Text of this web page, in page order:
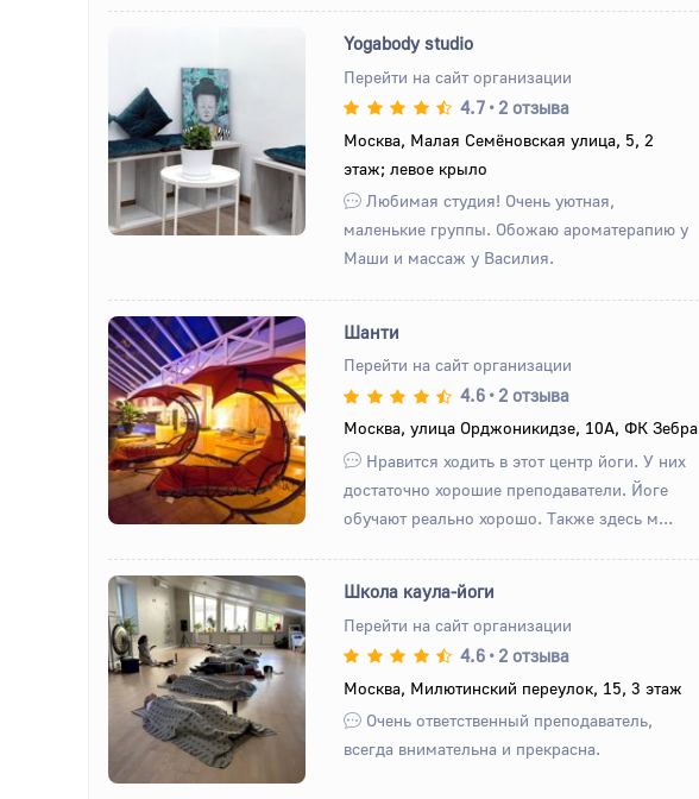
Назад
Yogabody studio
Перейти на сайт организации
4.7 • 2 отзыва
Москва, Малая Семёновская улица, 5, 2
этаж; левое крыло
Любимая студия! Очень уютная,
маленькие группы. Обожаю ароматерапию у
Маши и массаж у Василия.
Назад Вперед
Шанти
Перейти на сайт организации
4.6 • 2 отзыва
Москва, улица Орджоникидзе, 10А, ФК Зебра
Нравится ходить в этот центр йоги. У них
достаточно хорошие преподаватели. Йоге
обучают реально хорошо. Также здесь м...
Назад
Школа каула-йоги
Перейти на сайт организации
4.6 • 2 отзыва
Москва, Милютинский переулок, 15, 3 этаж
Очень ответственный преподаватель,
всегда внимательна и прекрасна.